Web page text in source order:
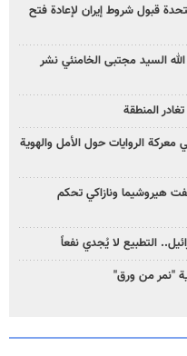
قبول شروط إيران لإعادة فتح
السيد مجتبى الخامنئي نشر
المنطقة
معركة الروايات حول الأمل والهوية
هيروشيما ونازاكي تحكم
التطبيع لا يُجدي نفعاً
"نمر من ورق"